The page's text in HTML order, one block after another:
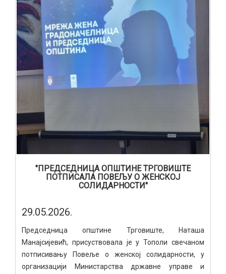
"ПРЕДСЕДНИЦА ОПШТИНЕ ТРГОВИШТЕ
ПОТПИСАЛА ПОВЕЉУ О ЖЕНСКОЈ
СОЛИДАРНОСТИ"
29.05.2026.
Председница општине Трговиште, Наташа
Манајсијевић, присуствовала је у Тополи свечаном
потписивању Повеље о женској солидарности, у
организацији Министарства државне управе и